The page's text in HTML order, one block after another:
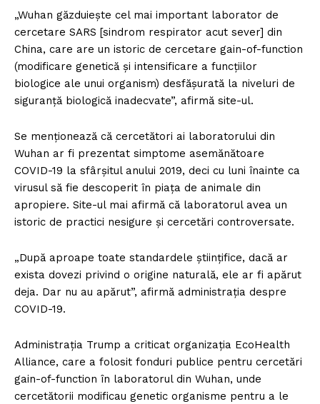
„Wuhan găzduieşte cel mai important laborator de
cercetare SARS [sindrom respirator acut sever] din
China, care are un istoric de cercetare gain-of-function
(modificare genetică şi intensificare a funcţiilor
biologice ale unui organism) desfăşurată la niveluri de
siguranţă biologică inadecvate”, afirmă site-ul.
Se menţionează că cercetători ai laboratorului din
Wuhan ar fi prezentat simptome asemănătoare
COVID-19 la sfârşitul anului 2019, deci cu luni înainte ca
virusul să fie descoperit în piaţa de animale din
apropiere. Site-ul mai afirmă că laboratorul avea un
istoric de practici nesigure şi cercetări controversate.
„După aproape toate standardele ştiinţifice, dacă ar
exista dovezi privind o origine naturală, ele ar fi apărut
deja. Dar nu au apărut”, afirmă administraţia despre
COVID-19.
Administraţia Trump a criticat organizaţia EcoHealth
Alliance, care a folosit fonduri publice pentru cercetări
gain-of-function în laboratorul din Wuhan, unde
cercetătorii modificau genetic organisme pentru a le